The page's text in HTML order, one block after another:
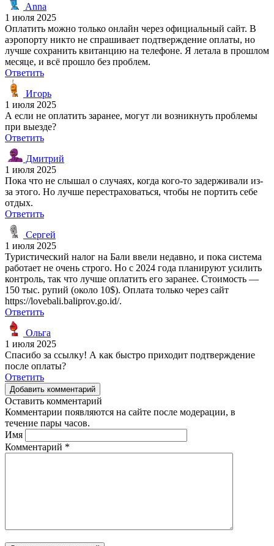
Anna
1 июля 2025
Оплатить можно только онлайн через официальный сайт. В
аэропорту никто не спрашивает подтверждение оплаты, но
лучше сохранить квитанцию на телефоне. Я летала в прошлом
месяце, и всё прошло без проблем.
Ответить
Игорь
1 июля 2025
А если не оплатить заранее, могут ли возникнуть проблемы
при выезде?
Ответить
Дмитрий
1 июля 2025
Пока что не слышал о случаях, когда кого-то задерживали из-
за этого. Но лучше перестраховаться, чтобы не портить себе
отдых.
Ответить
Сергей
1 июля 2025
Туристический налог на Бали ввели недавно, и пока система
работает не очень строго. Но с 2024 года планируют усилить
контроль, так что лучше оплатить его заранее. Стоимость —
150 тыс. рупий (около 10$). Оплата только через сайт
https://lovebali.baliprov.go.id/.
Ответить
Ольга
1 июля 2025
Спасибо за ссылку! А как быстро приходит подтверждение
после оплаты?
Ответить
Добавить комментарий
Оставить комментарий
Комментарии появляются на сайте после модерации, в
течение пары часов.
Имя
Комментарий *